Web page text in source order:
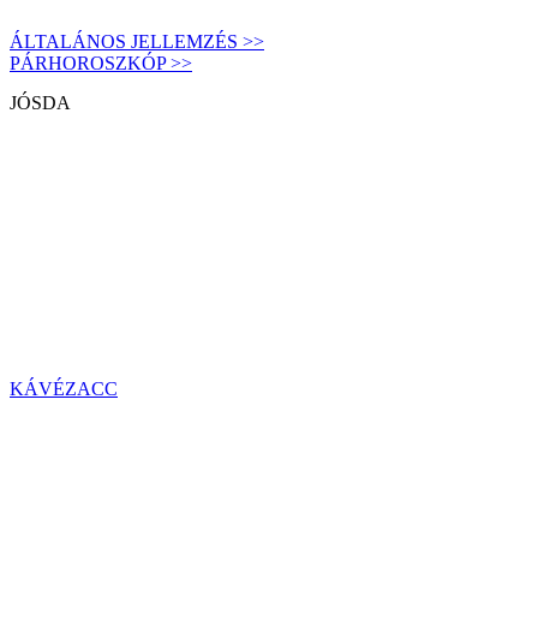
ÁLTALÁNOS JELLEMZÉS >>
PÁRHOROSZKÓP >>
JÓSDA
KÁVÉZACC